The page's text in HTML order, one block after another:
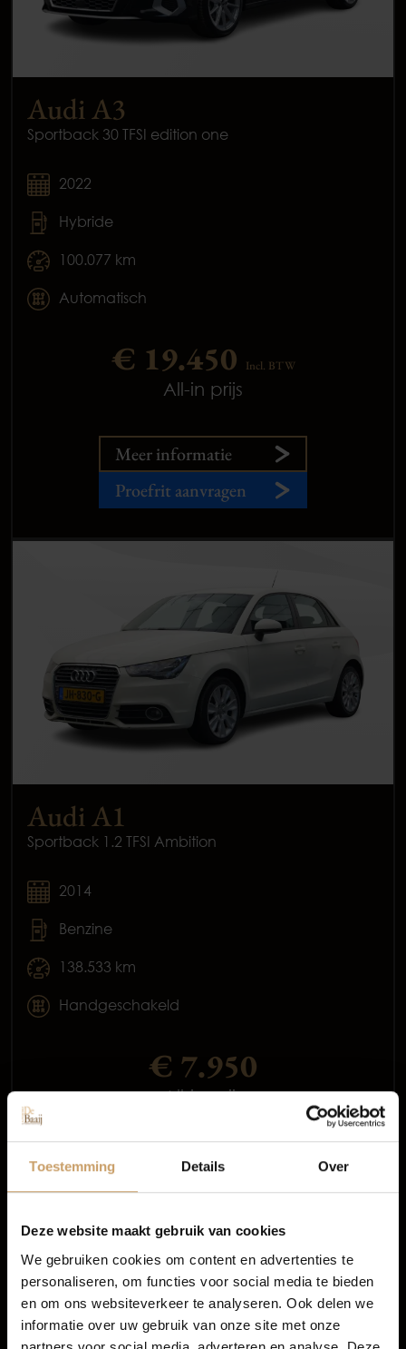
Toestemming Details Over
Deze website maakt gebruik van cookies
We gebruiken cookies om content en advertenties te
personaliseren, om functies voor social media te bieden
en om ons websiteverkeer te analyseren. Ook delen we
informatie over uw gebruik van onze site met onze
Audi A3
Sportback 30 TFSI edition one
2022
Hybride
100.077 km
Automatisch
€ 19.450 Incl. BTW
All-in prijs
Meer informatie
Proefrit aanvragen
Audi A1
Sportback 1.2 TFSI Ambition
2014
Benzine
138.533 km
Handgeschakeld
€ 7.950
All-in prijs
Meer informatie
Proefrit aanvragen
3 van 3 voertuigen
Occasions
Autolease
Financiering
Autoverzekeringen